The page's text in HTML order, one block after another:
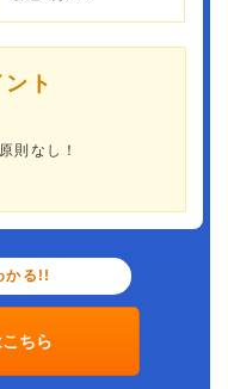
ト
則なし！
かる!!
ちら